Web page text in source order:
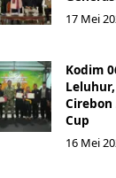
17 Mei
Kodim
Cup
16 Mei